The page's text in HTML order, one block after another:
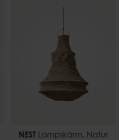
NEST Lampskärm, Natur